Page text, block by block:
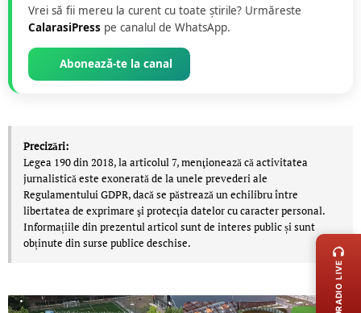
Vrei să fii mereu la curent cu toate știrile? Urmăreste
CalarasiPress pe canalul de WhatsApp.
Abonează-te la canal
Precizări:
Legea 190 din 2018, la articolul 7, menţionează că activitatea
jurnalistică este exonerată de la unele prevederi ale
Regulamentului GDPR, dacă se păstrează un echilibru între
libertatea de exprimare şi protecţia datelor cu caracter personal.
Informațiile din prezentul articol sunt de interes public și sunt
obținute din surse publice deschise.
RADIO LIVE